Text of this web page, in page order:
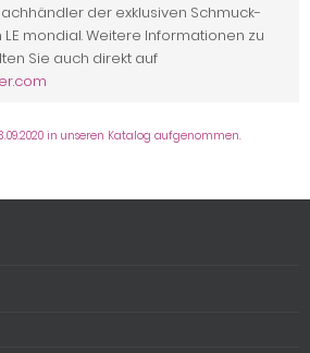
der exklusiven Schmuck-
mondial. Weitere Informationen zu
Sie auch direkt auf
in unseren Katalog aufgenommen.